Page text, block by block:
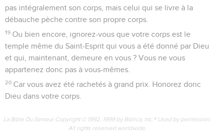
pas intégralement son corps, mais celui qui se livre à la
débauche pèche contre son propre corps.
19 Ou bien encore, ignorez-vous que votre corps est le
temple même du Saint-Esprit qui vous a été donné par Dieu
et qui, maintenant, demeure en vous ? Vous ne vous
appartenez donc pas à vous-mêmes.
20 Car vous avez été rachetés à grand prix. Honorez donc
Dieu dans votre corps.
La Bible Du Semeur Copyright © 1992, 1999 by Biblica, Inc.® Used by permission.
All rights reserved worldwide.